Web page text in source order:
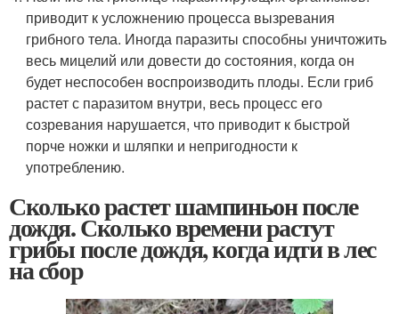
приводит к усложнению процесса вызревания
грибного тела. Иногда паразиты способны уничтожить
весь мицелий или довести до состояния, когда он
будет неспособен воспроизводить плоды. Если гриб
растет с паразитом внутри, весь процесс его
созревания нарушается, что приводит к быстрой
порче ножки и шляпки и непригодности к
употреблению.
Сколько растет шампиньон после
дождя. Сколько времени растут
грибы после дождя, когда идти в лес
на сбор